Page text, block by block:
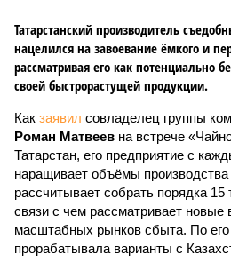
Татарстанский производитель
нацелился на завоевание ёмкого и
рассматривая его как потенциально
своей быстрорастущей продукции.
Как заявил совладелец группы
Роман Матвеев на встрече
Татарстан, его предприятие с
наращивает объёмы
рассчитывает собрать порядка 15
связи с чем рассматривает новые
масштабных рынков сбыта. По
прорабатывала варианты с